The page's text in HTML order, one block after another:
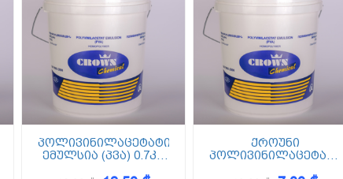
პოლივინილაცეტატის
ემულსია (პვა) 0.7კგ
ქროუნი
პოლივინილაცეტატის